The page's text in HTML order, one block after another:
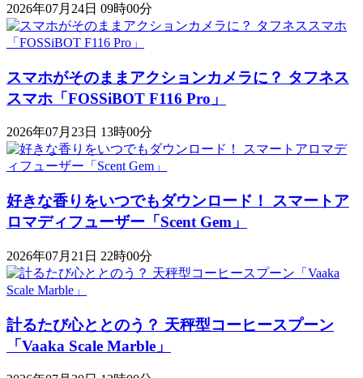
2026年07月24日 09時00分
スマホがそのままアクションカメラに？ タフネス
スマホ「FOSSiBOT F116 Pro」
2026年07月23日 13時00分
好きな香りをいつでもダウンロード！ スマートア
ロマディフューザー「Scent Gem」
2026年07月21日 22時00分
計るたび心ととのう？ 天秤型コーヒースプーン
「Vaaka Scale Marble」